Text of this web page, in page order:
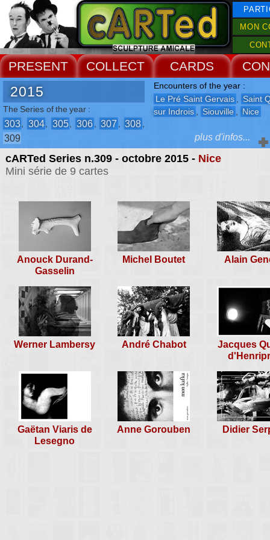
MON
PRESENT COLLECT CARDS
cARTed Series n.309 - octobre 2015 - Nice
Mini série de 9 cartes
Anouck Durand-
Gasselin
Michel Boutet Alain
Werner Lambersy André Chabot
Jacques
Gaëtan Viaris de
Lesegno
Anne Gorouben Didier
2015
The Series of the year :
303, 304, 305, 306, 307 , 308,
309
Encounters of the year :
Le Pré Saint Gervais
Saint
sur Indrois
Siouville Nice
The Events :
-8° Biennale de Châteaux de
rencontre n°308
plus d'infos...